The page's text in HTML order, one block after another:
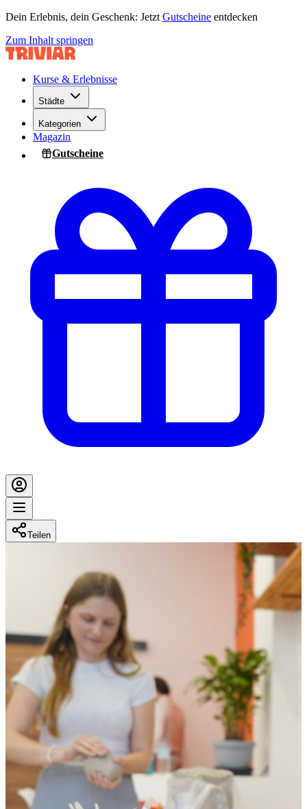
Dein Erlebnis, dein Geschenk: Jetzt Gutscheine entdecken
Zum Inhalt springen
Kurse & Erlebnisse
Städte
Kategorien
Magazin
Gutscheine
Teilen